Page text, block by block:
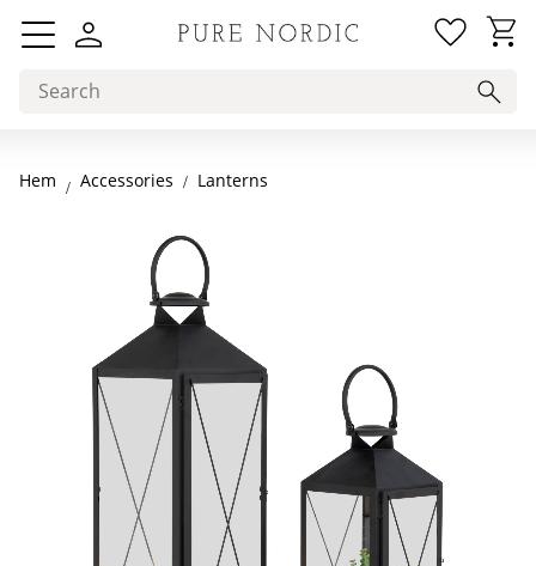
Menu
Basket
Hem Accessories Lanterns